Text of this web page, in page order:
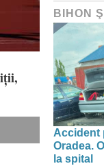
BIHON
Accident
Oradea.
la spital